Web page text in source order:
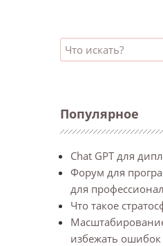
Популярное
Chat GPT для
Форум для
для
Что такое
избежать